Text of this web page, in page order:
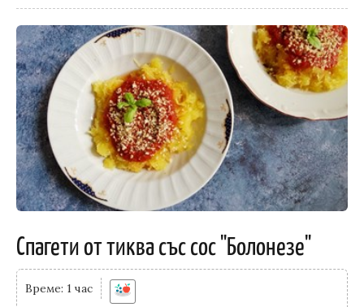
Спагети от тиква със сос "Болонезе"
Време: 1 час